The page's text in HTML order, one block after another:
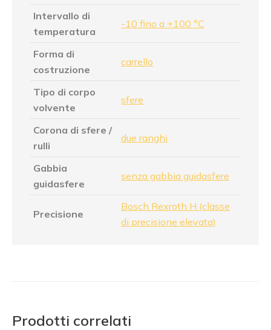
Intervallo di
temperatura
-10 fino a +100 °C
Forma di
costruzione
carrello
Tipo di corpo
volvente
sfere
Corona di sfere /
rulli
due ranghi
Gabbia
guidasfere
senza gabbia guidasfere
Precisione
Bosch Rexroth H (classe
di precisione elevata)
Prodotti correlati